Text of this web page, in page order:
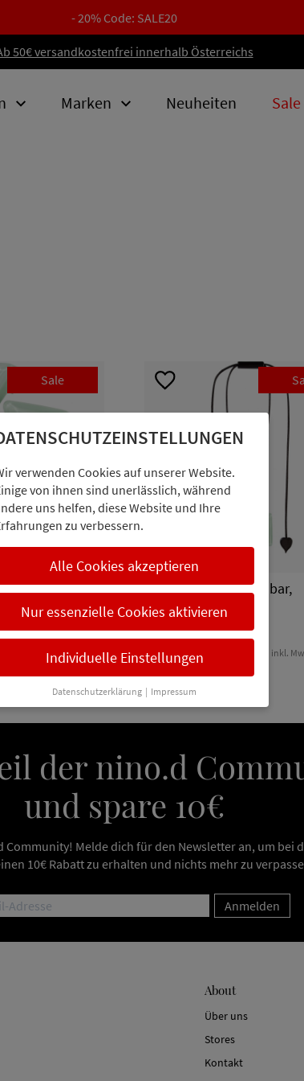
- 20% Code: SALE20
50€ versandkostenfrei innerhalb Österreichs
Marken Neuheiten
inkl. MwSt.
Sale
Kette, längenverstellbar,
grün/silber
Reflection by Zsiska
€ 55,00 € 27,00 inkl.
der nino.d
und spare 10€
Community! Melde dich für den Newsletter an, um bei
10€ Rabatt zu erhalten und nichts mehr zu
Anmelden
About
Über uns
Stores
Kontakt
verwenden Cookies auf unserer Website.
von ihnen sind unerlässlich, während
uns helfen, diese Website und Ihre
zu verbessern.
Alle Cookies akzeptieren
Nur essenzielle Cookies aktivieren
Individuelle Einstellungen
Datenschutzerklärung | Impressum